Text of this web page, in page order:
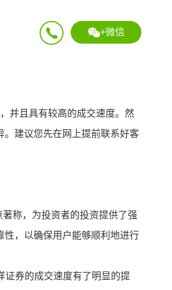
+微信
并且具有较高的成交速度。然
。建议您先在网上提前联系好客
称，为投资者的投资提供了强
性，以确保用户能够顺利地进行
证券的成交速度有了明显的提